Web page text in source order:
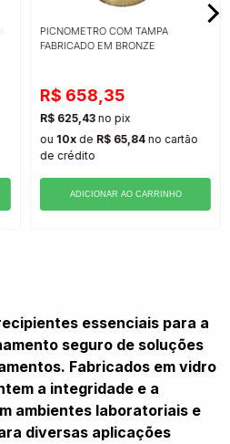
PICNOMETRO COM TAMPA
FABRICADO EM BRONZE
R$ 658,35
R$ 625,43 no pix
ou 10x de R$ 65,84 no cartão
de crédito
ADICIONAR AO CARRINHO
essenciais para a
seguro de soluções
Fabricados em vidro
a integridade e a
ambientes laboratoriais e
diversas aplicações